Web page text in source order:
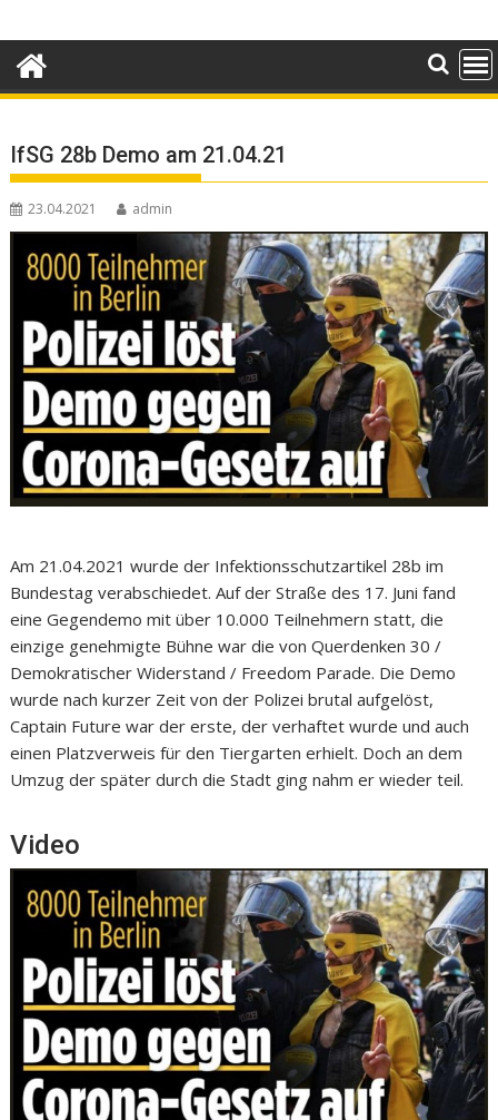
to
content
IfSG 28b Demo am 21.04.21
23.04.2021 admin
Am 21.04.2021 wurde der Infektionsschutzartikel 28b im
Bundestag verabschiedet. Auf der Straße des 17. Juni fand
eine Gegendemo mit über 10.000 Teilnehmern statt, die
einzige genehmigte Bühne war die von Querdenken 30 /
Demokratischer Widerstand / Freedom Parade. Die Demo
wurde nach kurzer Zeit von der Polizei brutal aufgelöst,
Captain Future war der erste, der verhaftet wurde und auch
einen Platzverweis für den Tiergarten erhielt. Doch an dem
Umzug der später durch die Stadt ging nahm er wieder teil.
Video